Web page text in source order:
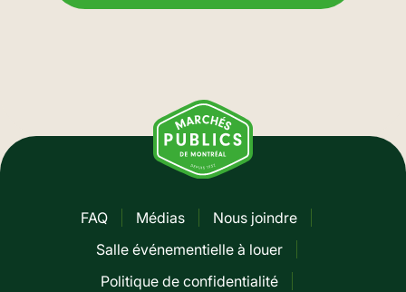
FAQ Médias
Nous joindre
Salle événementielle à louer
Politique de confidentialité